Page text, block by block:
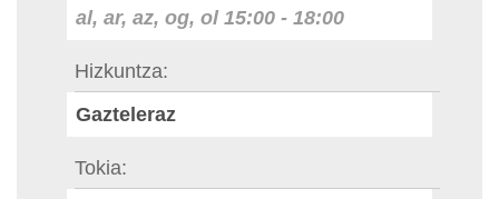
al, ar, az, og, ol 15:00 - 18:00
Hizkuntza
Gazteleraz
Tokia